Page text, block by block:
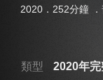
2020．252分鐘 ．
類型
2020年